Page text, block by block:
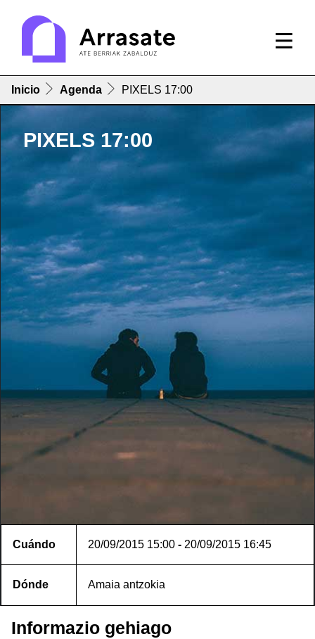
Inicio Agenda PIXELS 17:00
PIXELS 17:00
Cuándo 20/09/2015 15:00 - 20/09/2015 16:45
Dónde Amaia antzokia
Informazio gehiago